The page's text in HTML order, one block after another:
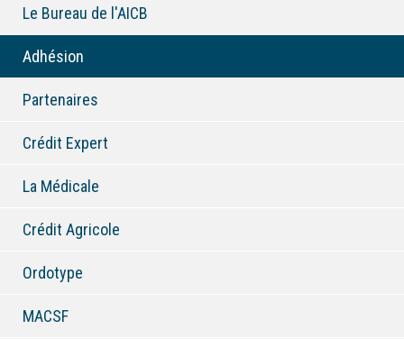
Le Bureau de l'AICB
Adhésion
Partenaires
Crédit Expert
La Médicale
Crédit Agricole
Ordotype
MACSF